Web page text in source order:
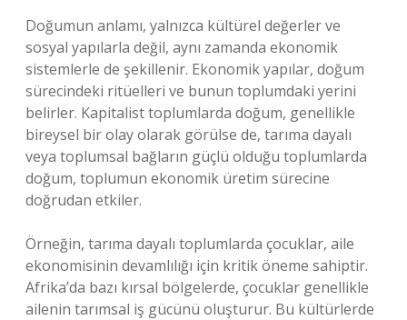
Doğumun anlamı, yalnızca kültürel değerler ve
sosyal yapılarla değil, aynı zamanda ekonomik
sistemlerle de şekillenir. Ekonomik yapılar, doğum
sürecindeki ritüelleri ve bunun toplumdaki yerini
belirler. Kapitalist toplumlarda doğum, genellikle
bireysel bir olay olarak görülse de, tarıma dayalı
veya toplumsal bağların güçlü olduğu toplumlarda
doğum, toplumun ekonomik üretim sürecine
doğrudan etkiler.
Örneğin, tarıma dayalı toplumlarda çocuklar, aile
ekonomisinin devamlılığı için kritik öneme sahiptir.
Afrika’da bazı kırsal bölgelerde, çocuklar genellikle
ailenin tarımsal iş gücünü oluşturur. Bu kültürlerde